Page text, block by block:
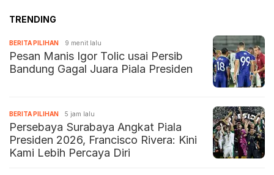
TRENDING
BERITA PILIHAN 9 menit lalu
Pesan Manis Igor Tolic usai Persib
Bandung Gagal Juara Piala Presiden
BERITA PILIHAN 5 jam lalu
Persebaya Surabaya Angkat Piala
Presiden 2026, Francisco Rivera: Kini
Kami Lebih Percaya Diri